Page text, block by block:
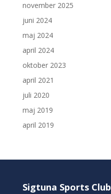
november 2025
juni 2024
maj 2024
april 2024
oktober 2023
april 2021
juli 2020
maj 2019
april 2019
Sigtuna Sports Club